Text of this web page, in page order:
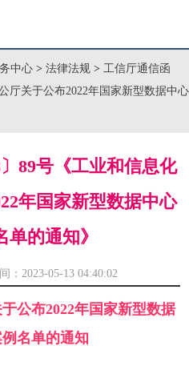
中心 > 法律法规 > 工信厅通信函
厅关于公布2022年国家新型数据中心
89号《工业和信息化
年国家新型数据中心
的通知》
05-13 04:40:02
公布2022年国家新型数据
名单的通知